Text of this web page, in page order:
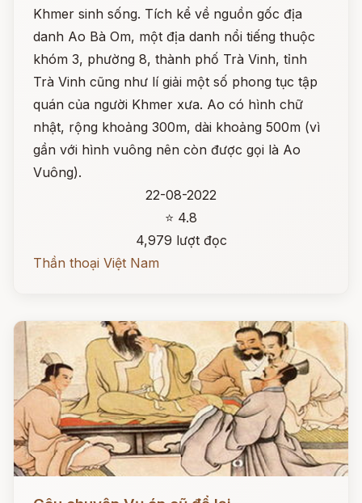
Khmer sinh sống. Tích kể về nguồn gốc địa
danh Ao Bà Om, một địa danh nổi tiếng thuộc
khóm 3, phường 8, thành phố Trà Vinh, tỉnh
Trà Vinh cũng như lí giải một số phong tục tập
quán của người Khmer xưa. Ao có hình chữ
nhật, rộng khoảng 300m, dài khoảng 500m (vì
gần với hình vuông nên còn được gọi là Ao
Vuông).
22-08-2022
⭐ 4.8
4,979 lượt đọc
Thần thoại Việt Nam